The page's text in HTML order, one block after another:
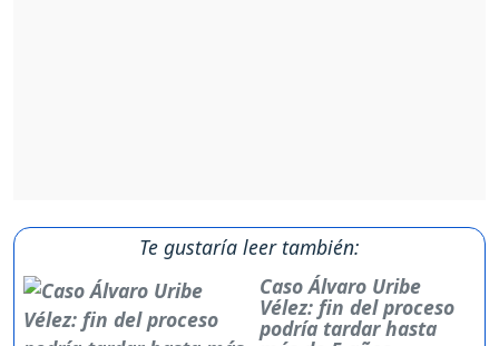
Te gustaría leer también:
Caso Álvaro Uribe
Vélez: fin del proceso
podría tardar hasta